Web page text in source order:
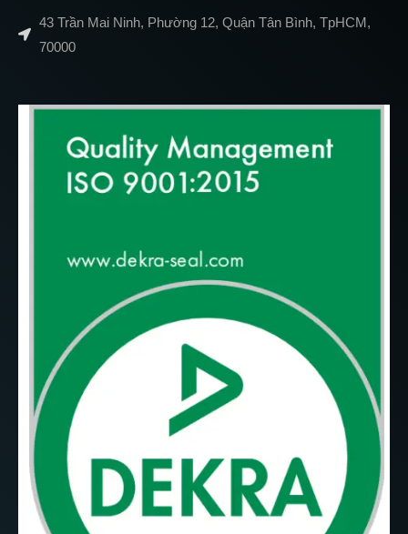
43 Trần Mai Ninh, Phường 12, Quận Tân Bình, TpHCM,
70000